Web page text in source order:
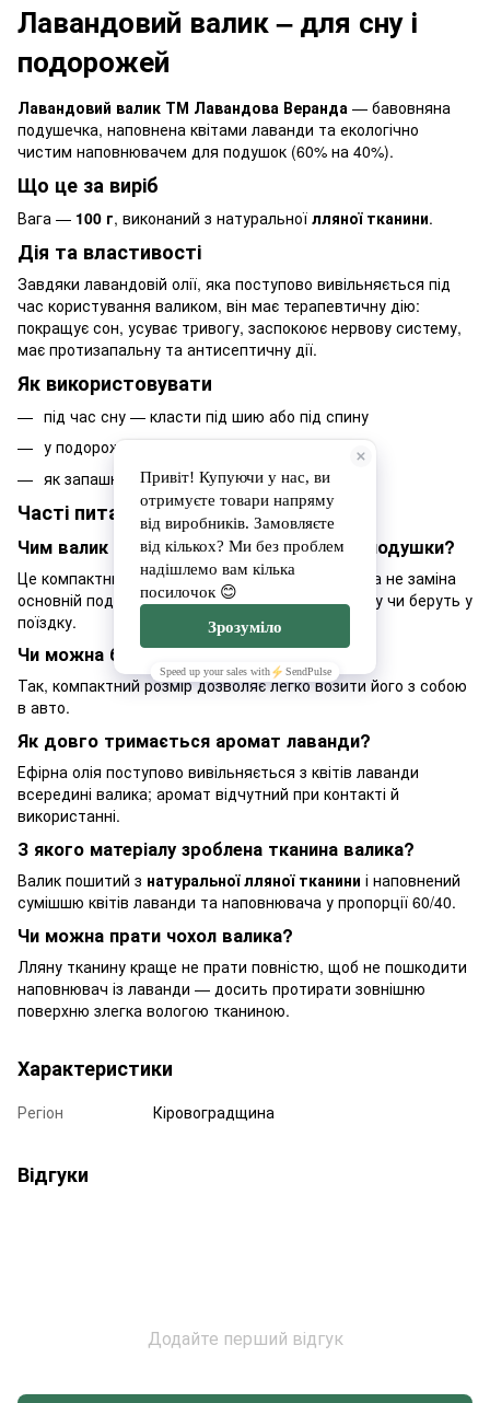
Лавандовий валик – для сну і
подорожей
Лавандовий валик ТМ Лавандова Веранда — бавовняна
подушечка, наповнена квітами лаванди та екологічно
чистим наповнювачем для подушок (60% на 40%).
Що це за виріб
Вага — 100 г, виконаний з натуральної лляної тканини.
Дія та властивості
Завдяки лавандовій олії, яка поступово вивільняється під
час користування валиком, він має терапевтичну дію:
покращує сон, усуває тривогу, заспокоює нервову систему,
має протизапальну та антисептичну дії.
Як використовувати
під час сну — класти під шию або під спину
у подорожі — брати з собою в авто
як запашний декор на ліжку або дивані
Часті питання
Чим валик відрізняється від звичайної подушки?
Це компактний ароматерапевтичний аксесуар, а не заміна
основній подушці — його кладуть під шию, спину чи беруть у
поїздку.
Чи можна брати валик у подорож?
Так, компактний розмір дозволяє легко возити його з собою
в авто.
Як довго тримається аромат лаванди?
Ефірна олія поступово вивільняється з квітів лаванди
всередині валика; аромат відчутний при контакті й
використанні.
З якого матеріалу зроблена тканина валика?
Валик пошитий з натуральної лляної тканини і наповнений
сумішшю квітів лаванди та наповнювача у пропорції 60/40.
Чи можна прати чохол валика?
Лляну тканину краще не прати повністю, щоб не пошкодити
наповнювач із лаванди — досить протирати зовнішню
поверхню злегка вологою тканиною.
Характеристики
Регіон Кіровоградщина
Відгуки
Додайте перший відгук